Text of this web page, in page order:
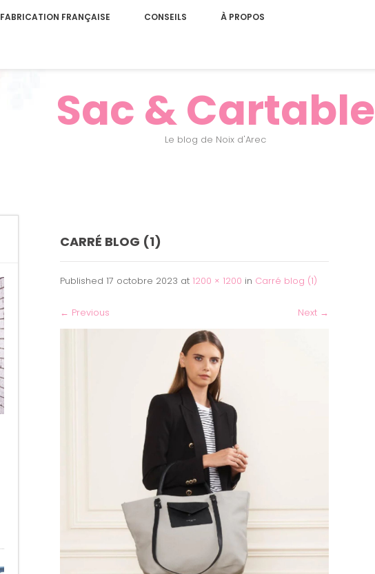
FABRICATION FRANÇAISE CONSEILS À PROPOS
Sac & Cartable
Le blog de Noix d'Arec
CARRÉ BLOG (1)
Published 17 octobre 2023 at 1200 × 1200 in Carré blog (1)
← Previous Next →